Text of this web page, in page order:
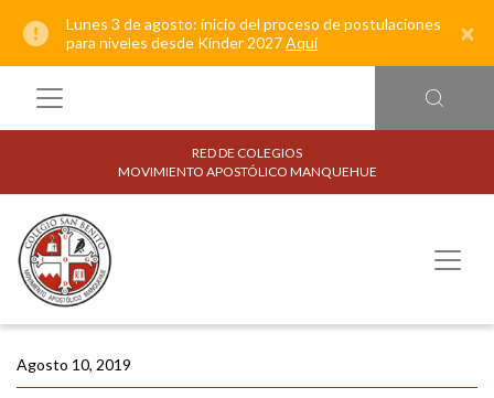
Lunes 3 de agosto: inicio del proceso de postulaciones
para niveles desde Kínder 2027Aquí ×
RED DE COLEGIOS
MOVIMIENTO APOSTÓLICO MANQUEHUE
Agosto 10, 2019